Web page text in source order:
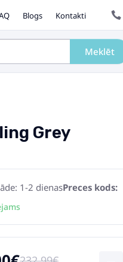
Blogs Kontakti
Meklēt
Grey
1-2 dienasPreces kods: